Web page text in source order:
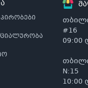
#16
09:00
N:15
10:00